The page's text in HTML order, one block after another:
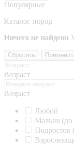
Популярные
Каталог пород
Ничего не найдено
Сбросить
Возраст
Возраст
Любой
Малыш (до
Подросток